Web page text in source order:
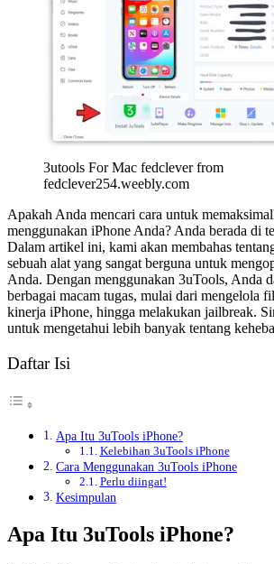
3utools For Mac fedclever from
fedclever254.weebly.com
Apakah Anda mencari cara untuk memaksimalkan pengalaman
menggunakan iPhone Anda? Anda berada di
Dalam artikel ini, kami akan membahas
sebuah alat yang sangat berguna untuk
Anda. Dengan menggunakan 3uTools, Anda
berbagai macam tugas, mulai dari mengelola
kinerja iPhone, hingga melakukan jailbreak.
untuk mengetahui lebih banyak tentang
Daftar Isi
Apa Itu 3uTools iPhone?
Kelebihan 3uTools iPhone
Cara Menggunakan 3uTools iPhone
Perlu diingat!
Kesimpulan
Apa Itu 3uTools iPhone?